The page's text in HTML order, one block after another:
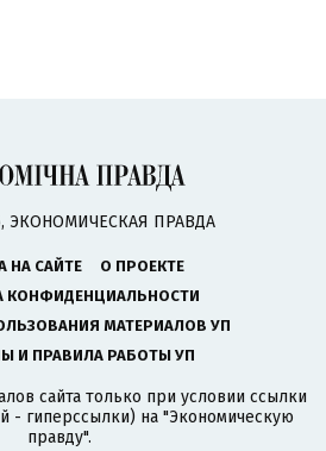
ЭКОНОМИЧЕСКАЯ ПРАВДА
НА САЙТЕ
О ПРОЕКТЕ
КОНФИДЕНЦИАЛЬНОСТИ
МАТЕРИАЛОВ УП
И ПРАВИЛА РАБОТЫ УП
сайта только при условии ссылки
- гиперссылки) на "Экономическую
правду".